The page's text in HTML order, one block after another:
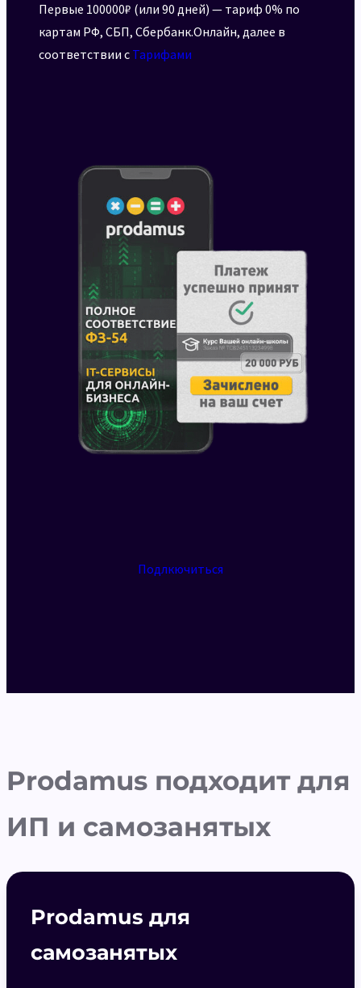
Первые 100000₽ (или 90 дней) — тариф 0% по
картам РФ, СБП, Сбербанк.Онлайн, далее в
соответствии с Тарифами
Подлкючиться
Prodamus подходит для
ИП и самозанятых
Prodamus для
самозанятых